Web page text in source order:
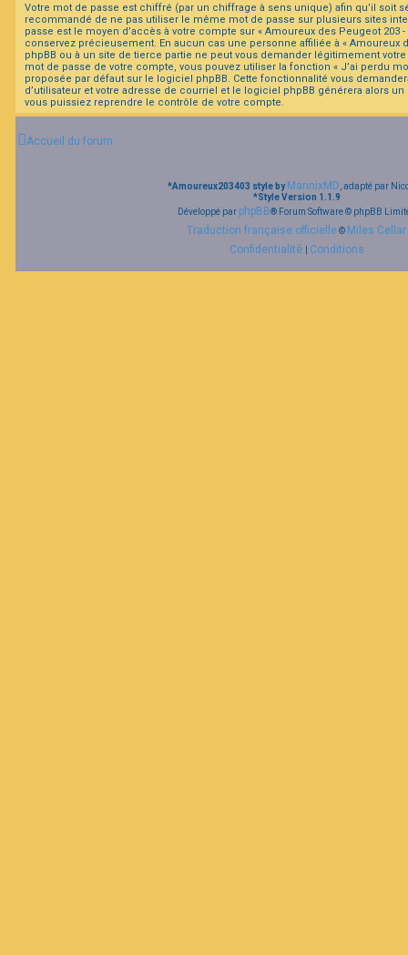
Votre mot de passe est chiffré (par un chiffrage à sens unique) afin qu’il soit
recommandé de ne pas utiliser le même mot de passe sur plusieurs sites
passe est le moyen d’accès à votre compte sur « Amoureux des Peugeot 203
conservez précieusement. En aucun cas une personne affiliée à « Amoureux
phpBB ou à un site de tierce partie ne peut vous demander légitimement
mot de passe de votre compte, vous pouvez utiliser la fonction « J’ai perdu
proposée par défaut sur le logiciel phpBB. Cette fonctionnalité vous
d’utilisateur et votre adresse de courriel et le logiciel phpBB générera alors
vous puissiez reprendre le contrôle de votre compte.
Accueil du forum
*Amoureux203403 style by MannixMD , adapté par
*Style Version 1.1.9
Développé par phpBB® Forum Software © phpBB
Traduction française officielle© Miles Cellar
Confidentialité
Conditions